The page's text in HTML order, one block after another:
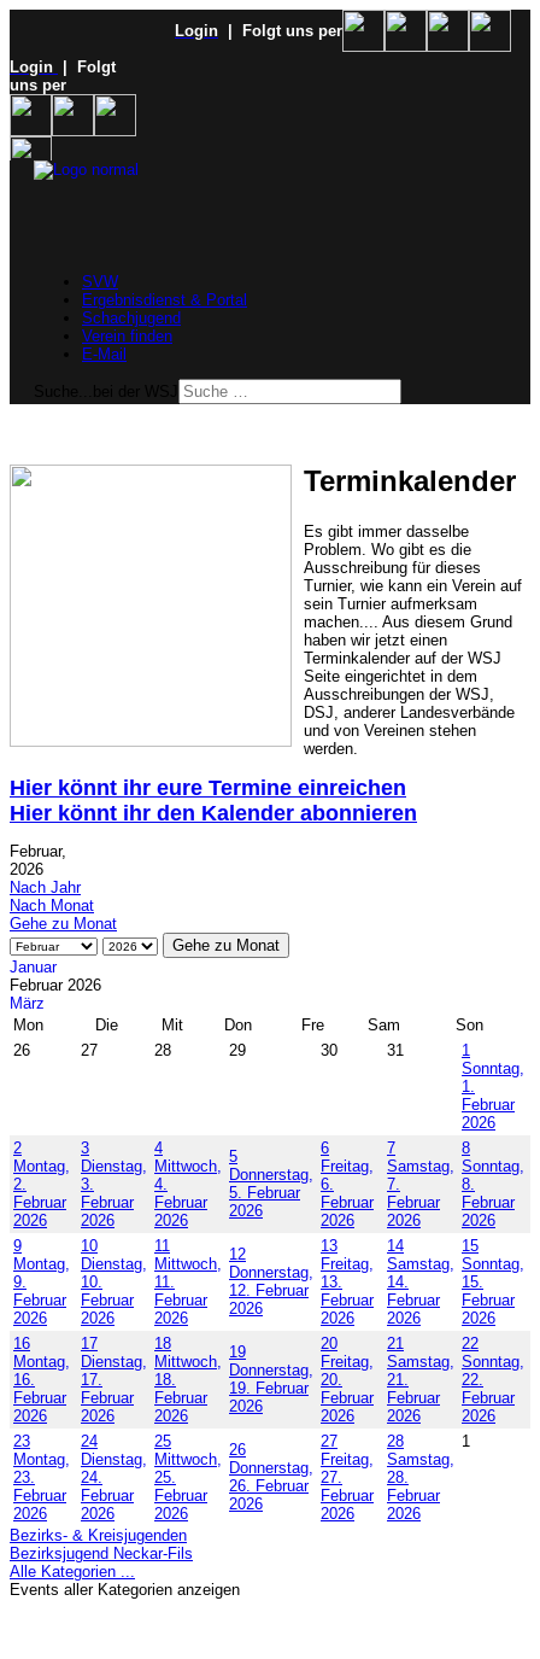
Login
| Folgt uns per
Login
| Folgt
uns per
SVW
Ergebnisdienst & Portal
Schachjugend
Verein finden
E-Mail
Terminkalender
Es gibt immer dasselbe
Problem. Wo gibt es die
Ausschreibung für dieses
Turnier, wie kann ein Verein auf
sein Turnier aufmerksam
machen.... Aus diesem Grund
haben wir jetzt einen
Terminkalender auf der WSJ
Seite eingerichtet in dem
Ausschreibungen der WSJ,
DSJ, anderer Landesverbände
und von Vereinen stehen
werden.
Hier könnt ihr eure Termine einreichen
Hier könnt ihr den Kalender abonnieren
Februar,
2026
Nach Jahr
Nach Monat
Gehe zu Monat
Gehe zu Monat
Januar
Februar 2026
März
Mon
Die Mit Don Fre Sam
Son
26
27 28 29 30 31
1
Sonntag,
1.
Februar
2026
2
Montag,
2.
Februar
2026
3
Dienstag,
3.
Februar
2026
4
Mittwoch,
4.
Februar
2026
5
Donnerstag,
5. Februar
2026
6
Freitag,
6.
Februar
2026
7
Samstag,
7.
Februar
2026
8
Sonntag,
8.
Februar
2026
9
Montag,
9.
Februar
2026
10
Dienstag,
10.
Februar
2026
11
Mittwoch,
11.
Februar
2026
12
Donnerstag,
12. Februar
2026
13
Freitag,
13.
Februar
2026
14
Samstag,
14.
Februar
2026
15
Sonntag,
15.
Februar
2026
16
Montag,
16.
Februar
2026
17
Dienstag,
17.
Februar
2026
18
Mittwoch,
18.
Februar
2026
19
Donnerstag,
19. Februar
2026
20
Freitag,
20.
Februar
2026
21
Samstag,
21.
Februar
2026
22
Sonntag,
22.
Februar
2026
23
Montag,
23.
Februar
2026
24
Dienstag,
24.
Februar
2026
25
Mittwoch,
25.
Februar
2026
26
Donnerstag,
26. Februar
2026
27
Freitag,
27.
Februar
2026
28
Samstag,
28.
Februar
2026
1
Bezirks- & Kreisjugenden
Bezirksjugend Neckar-Fils
Alle Kategorien ...
Events aller Kategorien anzeigen